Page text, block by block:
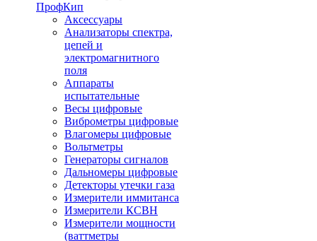
ПрофКип
Аксессуары
Анализаторы спектра,
цепей и
электромагнитного
поля
Аппараты
испытательные
Весы цифровые
Виброметры цифровые
Влагомеры цифровые
Вольтметры
Генераторы сигналов
Дальномеры цифровые
Детекторы утечки газа
Измерители иммитанса
Измерители КСВН
Измерители мощности
(ваттметры